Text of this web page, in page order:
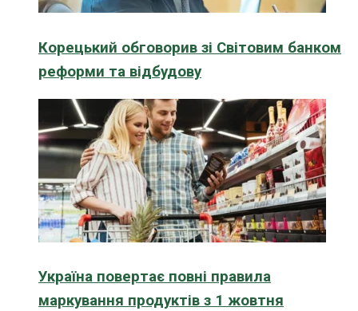
Корецький обговорив зі Світовим банком
реформи та відбудову
Україна повертає повні правила
маркування продуктів з 1 жовтня